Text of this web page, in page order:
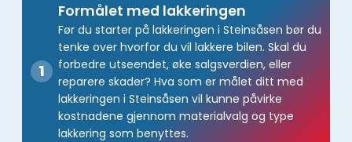
Formålet med lakkeringen
Før du starter på lakkeringen i Steinsåsen bør du
tenke over hvorfor du vil lakkere bilen. Skal du
forbedre utseendet, øke salgsverdien, eller
reparere skader? Hva som er målet ditt med
lakkeringen i Steinsåsen vil kunne påvirke
kostnadene gjennom materialvalg og type
lakkering som benyttes.